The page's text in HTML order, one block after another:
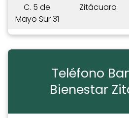
C. 5 de
Mayo Sur 31
Zitácuaro
Teléfono
Bienestar